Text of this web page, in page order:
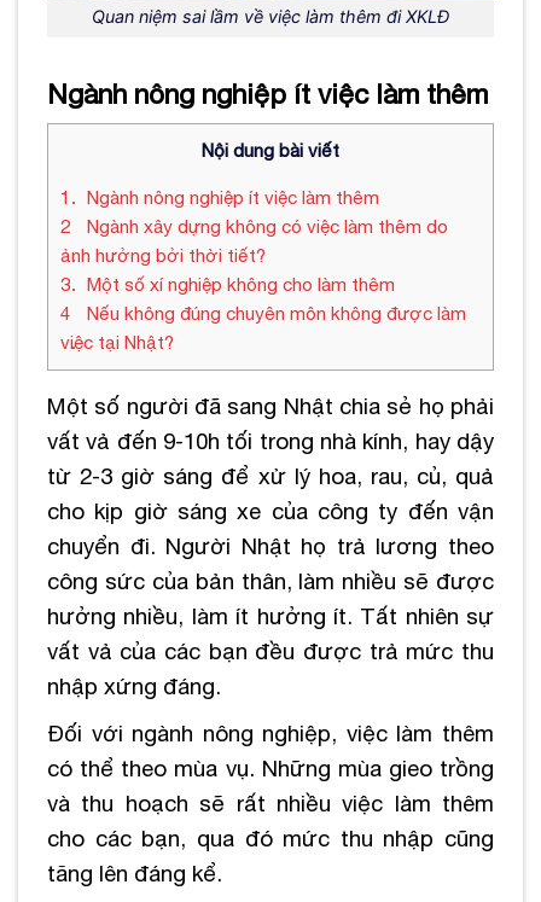
Quan niệm sai lầm về việc làm thêm đi XKLĐ
Ngành nông nghiệp ít việc làm thêm
Nội dung bài viết
1
Ngành nông nghiệp ít việc làm thêm
2
Ngành xây dựng không có việc làm thêm do
ảnh hưởng bởi thời tiết?
3
Một số xí nghiệp không cho làm thêm
4
Nếu không đúng chuyên môn không được làm
việc tại Nhật?
Một số người đã sang Nhật chia sẻ họ phải
vất vả đến 9-10h tối trong nhà kính, hay dậy
từ 2-3 giờ sáng để xử lý hoa, rau, củ, quả
cho kịp giờ sáng xe của công ty đến vận
chuyển đi. Người Nhật họ trả lương theo
công sức của bản thân, làm nhiều sẽ được
hưởng nhiều, làm ít hưởng ít. Tất nhiên sự
vất vả của các bạn đều được trả mức thu
nhập xứng đáng.
Đối với ngành nông nghiệp, việc làm thêm
có thể theo mùa vụ. Những mùa gieo trồng
và thu hoạch sẽ rất nhiều việc làm thêm
cho các bạn, qua đó mức thu nhập cũng
tăng lên đáng kể.